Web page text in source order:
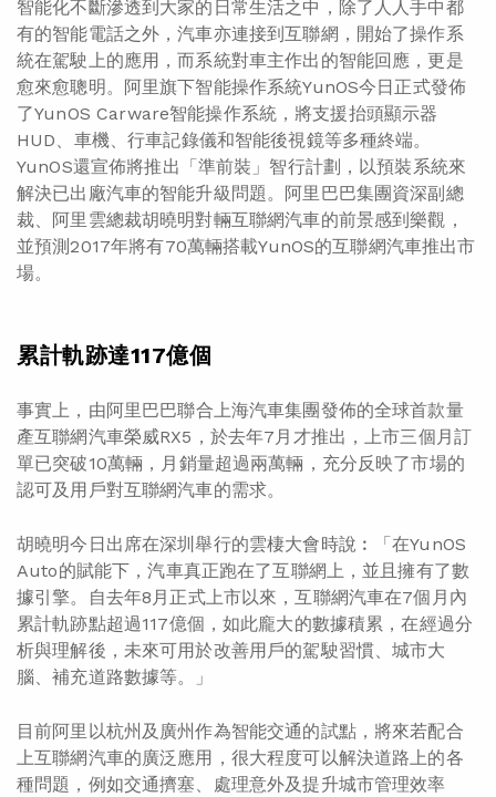
智能化不斷滲透到大家的日常生活之中，除了人人手中都
有的智能電話之外，汽車亦連接到互聯網，開始了操作系
統在駕駛上的應用，而系統對車主作出的智能回應，更是
愈來愈聰明。阿里旗下智能操作系統YunOS今日正式發佈
了YunOS Carware智能操作系統，將支援抬頭顯示器
HUD、車機、行車記錄儀和智能後視鏡等多種終端。
YunOS還宣佈將推出「準前裝」智行計劃，以預裝系統來
解決已出廠汽車的智能升級問題。阿里巴巴集團資深副總
裁、阿里雲總裁胡曉明對輛互聯網汽車的前景感到樂觀，
並預測2017年將有70萬輛搭載YunOS的互聯網汽車推出市
場。
累計軌跡達117億個
事實上， 由阿里巴巴聯合上海汽車集團發佈的全球首款量
產互聯網汽車榮威RX5 ，於去年7月才推出，上市三個月訂
單已突破10萬輛，月銷量超過兩萬輛，充分反映了市場的
認可及用戶對互聯網汽車的需求。
胡曉明今日出席在深圳舉行的雲棲大會時說︰「在YunOS
Auto的賦能下，汽車真正跑在了互聯網上，並且擁有了數
據引擎。自去年8月正式上市以來，互聯網汽車在7個月內
累計軌跡點超過117億個，如此龐大的數據積累，在經過分
析與理解後，未來可用於改善用戶的駕駛習慣、城市大
腦、補充道路數據等。」
目前阿里以杭州及廣州作為智能交通的試點，將來若配合
上互聯網汽車的廣泛應用，很大程度可以解決道路上的各
種問題，例如交通擠塞、處理意外及提升城市管理效率